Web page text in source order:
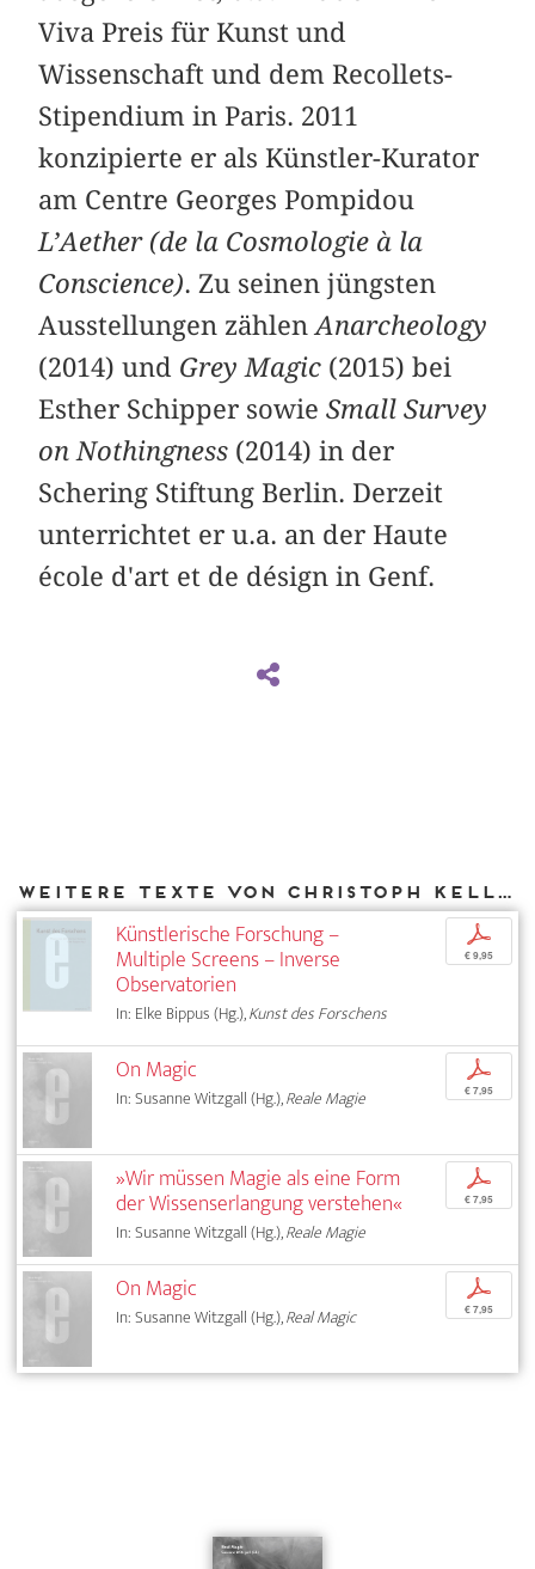
Viva Preis für Kunst und
Wissenschaft und dem Recollets-
Stipendium in Paris. 2011
konzipierte er als Künstler-Kurator
am Centre Georges Pompidou
L’Aether (de la Cosmologie à la
Conscience). Zu seinen jüngsten
Ausstellungen zählenAnarcheology
(2014) und Grey Magic (2015) bei
Esther Schipper sowieSmall Survey
on Nothingness (2014) in der
Schering Stiftung Berlin. Derzeit
unterrichtet er u.a. an der Haute
école d'art et de désign in Genf.
Weitere Texte von Christoph Keller bei DIAPHANES
Künstlerische Forschung –
Multiple Screens – Inverse
Observatorien
In: Elke Bippus (Hg.),Kunst des Forschens
p
€ 9,95
On Magic
In: Susanne Witzgall (Hg.),Reale Magie
p
€ 7,95
»Wir müssen Magie als eine Form
der Wissenserlangung verstehen«
In: Susanne Witzgall (Hg.),Reale Magie
p
€ 7,95
On Magic
In: Susanne Witzgall (Hg.),Real Magic
p
€ 7,95